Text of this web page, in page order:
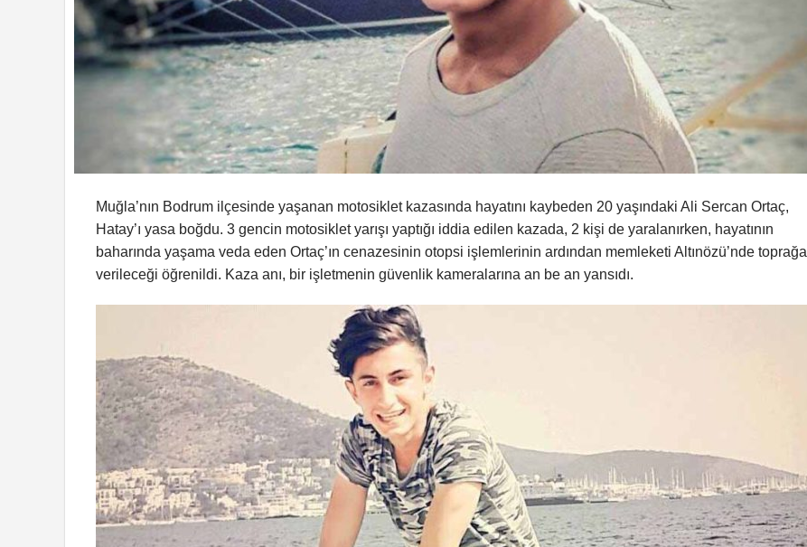
Muğla’nın Bodrum ilçesinde yaşanan motosiklet kazasında hayatını kaybeden 20 yaşındaki Ali Sercan Ortaç,
Hatay’ı yasa boğdu. 3 gencin motosiklet yarışı yaptığı iddia edilen kazada, 2 kişi de yaralanırken, hayatının
baharında yaşama veda eden Ortaç’ın cenazesinin otopsi işlemlerinin ardından memleketi Altınözü’nde toprağa
verileceği öğrenildi. Kaza anı, bir işletmenin güvenlik kameralarına an be an yansıdı.